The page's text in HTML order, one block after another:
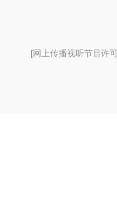
[网上传播视听节目许